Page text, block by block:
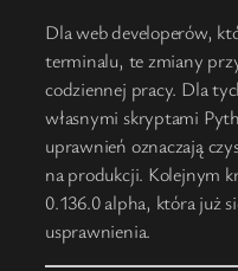
Dla web developerów,
terminalu, te zmiany
codziennej pracy. Dla
własnymi skryptami
uprawnień oznaczają
na produkcji. Kolejnym
0.136.0 alpha, która już
usprawnienia.